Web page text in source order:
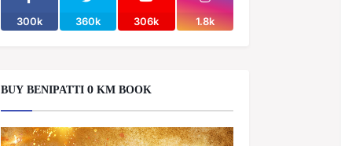
300k 360k 306k 1.8k
BUY BENIPATTI 0 KM BOOK